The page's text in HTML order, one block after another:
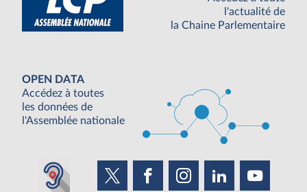
l'actualité de
la Chaine Parlementaire
OPEN DATA
Accédez à toutes
les données de
l'Assemblée nationale